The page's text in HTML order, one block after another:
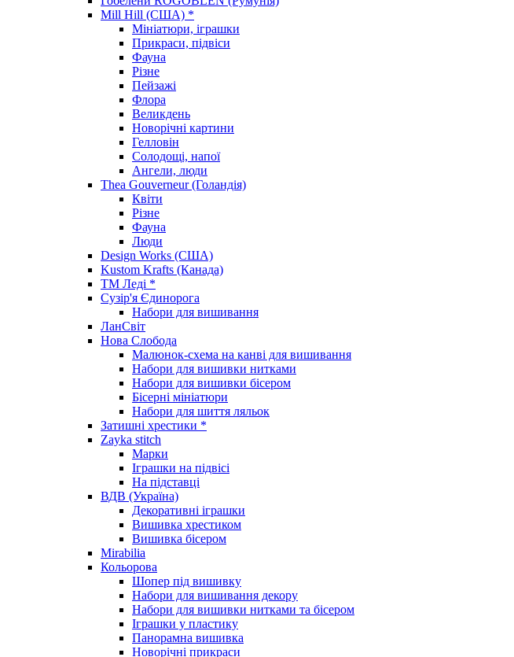
Mill Hill (США) *
Мініатюри, іграшки
Прикраси, підвіси
Фауна
Різне
Пейзажі
Флора
Великдень
Новорічні картини
Гелловін
Солодощі, напої
Ангели, люди
Thea Gouverneur (Голандія)
Квіти
Різне
Фауна
Люди
Design Works (США)
Kustom Krafts (Канада)
ТМ Леді *
Сузір'я Єдинорога
Набори для вишивання
ЛанСвіт
Нова Слобода
Малюнок-схема на канві для вишивання
Набори для вишивки нитками
Набори для вишивки бісером
Бісерні мініатюри
Набори для шиття ляльок
Затишні хрестики *
Zayka stitch
Марки
Іграшки на підвісі
На підставці
ВДВ (Україна)
Декоративні іграшки
Вишивка хрестиком
Вишивка бісером
Mirabilia
Кольорова
Шопер під вишивку
Набори для вишивання декору
Набори для вишивки нитками та бісером
Іграшки у пластику
Панорамна вишивка
Новорічні прикраси